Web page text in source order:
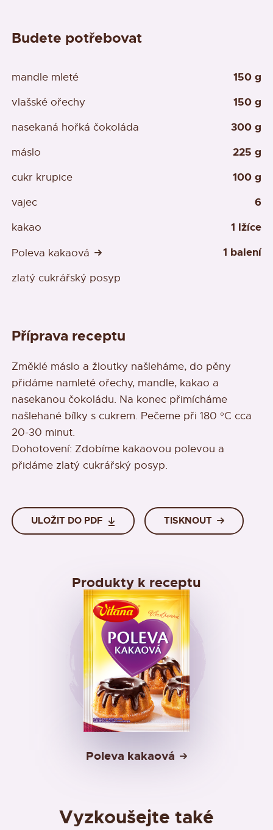
Budete potřebovat
mandle mleté 150 g
vlašské ořechy 150 g
nasekaná hořká čokoláda 300 g
máslo 225 g
cukr krupice 100 g
vajec 6
kakao 1 lžíce
Poleva kakaová 1 balení
zlatý cukrářský posyp
Příprava receptu
Změklé máslo a žloutky našleháme, do pěny
přidáme namleté ořechy, mandle, kakao a
nasekanou čokoládu. Na konec přimícháme
našlehané bílky s cukrem. Pečeme při 180 °C cca
20-30 minut.
Dohotovení: Zdobíme kakaovou polevou a
přidáme zlatý cukrářský posyp.
ULOŽIT DO PDF TISKNOUT
Produkty k receptu
Poleva kakaová
Vyzkoušejte také